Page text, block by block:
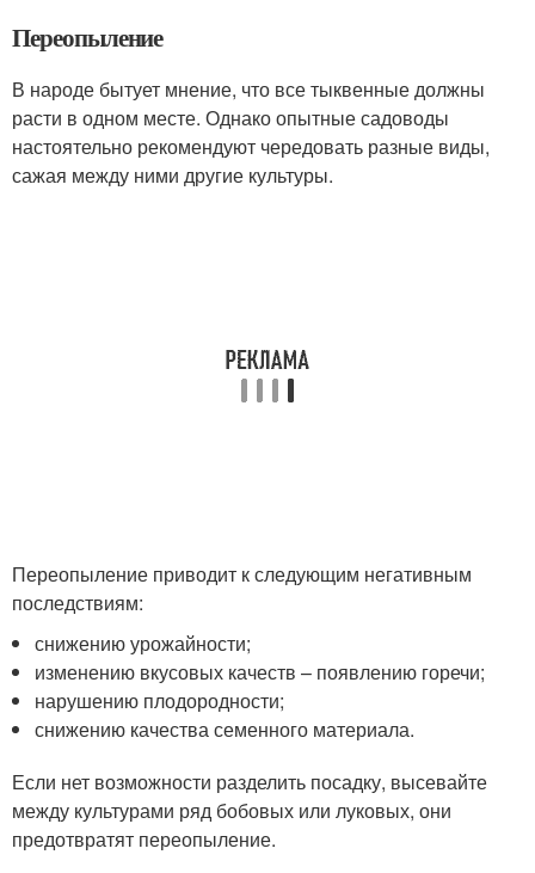
Переопыление
В народе бытует мнение, что все тыквенные должны
расти в одном месте. Однако опытные садоводы
настоятельно рекомендуют чередовать разные виды,
сажая между ними другие культуры.
Переопыление приводит к следующим негативным
последствиям:
снижению урожайности;
изменению вкусовых качеств – появлению горечи;
нарушению плодородности;
снижению качества семенного материала.
Если нет возможности разделить посадку, высевайте
между культурами ряд бобовых или луковых, они
предотвратят переопыление.